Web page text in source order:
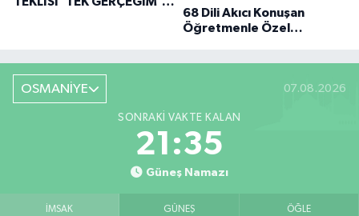
68 Dili Akıcı Konuşan
Öğretmenle Özel
OSMANİYE 07.08.2026
SONRAKI VAKTE KALAN
21:34
Güneş Namazı
İMSAK GÜNEŞ ÖĞLE